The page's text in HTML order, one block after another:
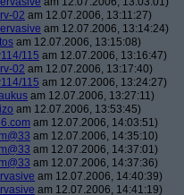
02 am 12.07.2006, 13:11:27)
am 12.07.2006, 13:14:24)
am 12.07.2006, 13:15:08)
115 am 12.07.2006, 13:16:47)
02 am 12.07.2006, 13:17:40)
115 am 12.07.2006, 13:24:27)
am 12.07.2006, 13:27:11)
am 12.07.2006, 13:53:45)
am 12.07.2006, 14:03:51)
am 12.07.2006, 14:35:10)
am 12.07.2006, 14:37:01)
am 12.07.2006, 14:37:36)
am 12.07.2006, 14:40:39)
am 12.07.2006, 14:41:19)